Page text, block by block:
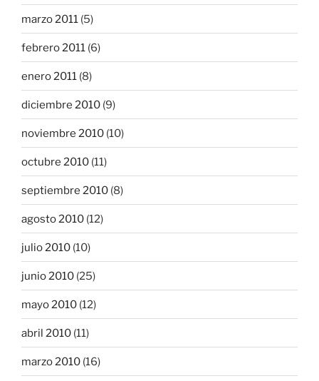
marzo 2011 (5)
febrero 2011 (6)
enero 2011 (8)
diciembre 2010 (9)
noviembre 2010 (10)
octubre 2010 (11)
septiembre 2010 (8)
agosto 2010 (12)
julio 2010 (10)
junio 2010 (25)
mayo 2010 (12)
abril 2010 (11)
marzo 2010 (16)